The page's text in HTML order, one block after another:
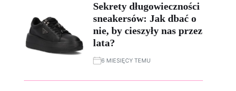
Sekrety długowieczności
sneakersów: Jak dbać o
nie, by cieszyły nas przez
lata?
6 MIESIĘCY TEMU